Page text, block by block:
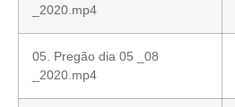
_2020.mp4
05. Pregão dia 05 _08
_2020.mp4